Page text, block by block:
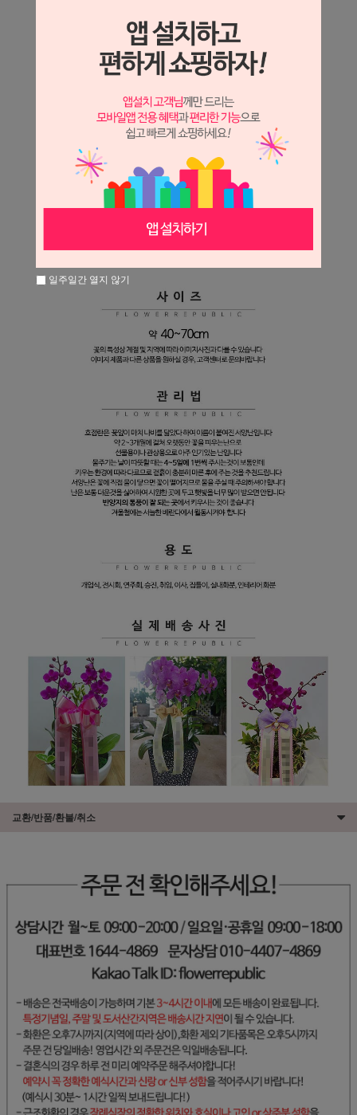
교환/반품/환불/취소
일주일간 열지 않기